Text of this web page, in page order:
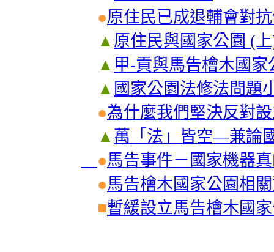
●原住民已成退輔會對
▲ 原住民與國家公園 (
▲ 甲-貢與馬告檜木國家
▲ 國家公園法修法問題
●為什麼我們堅決反對
▲ 萬「法」皆空—兼論
●馬告事件－國家機器
●馬告檜木國家公園相
■暫緩設立馬告檜木國